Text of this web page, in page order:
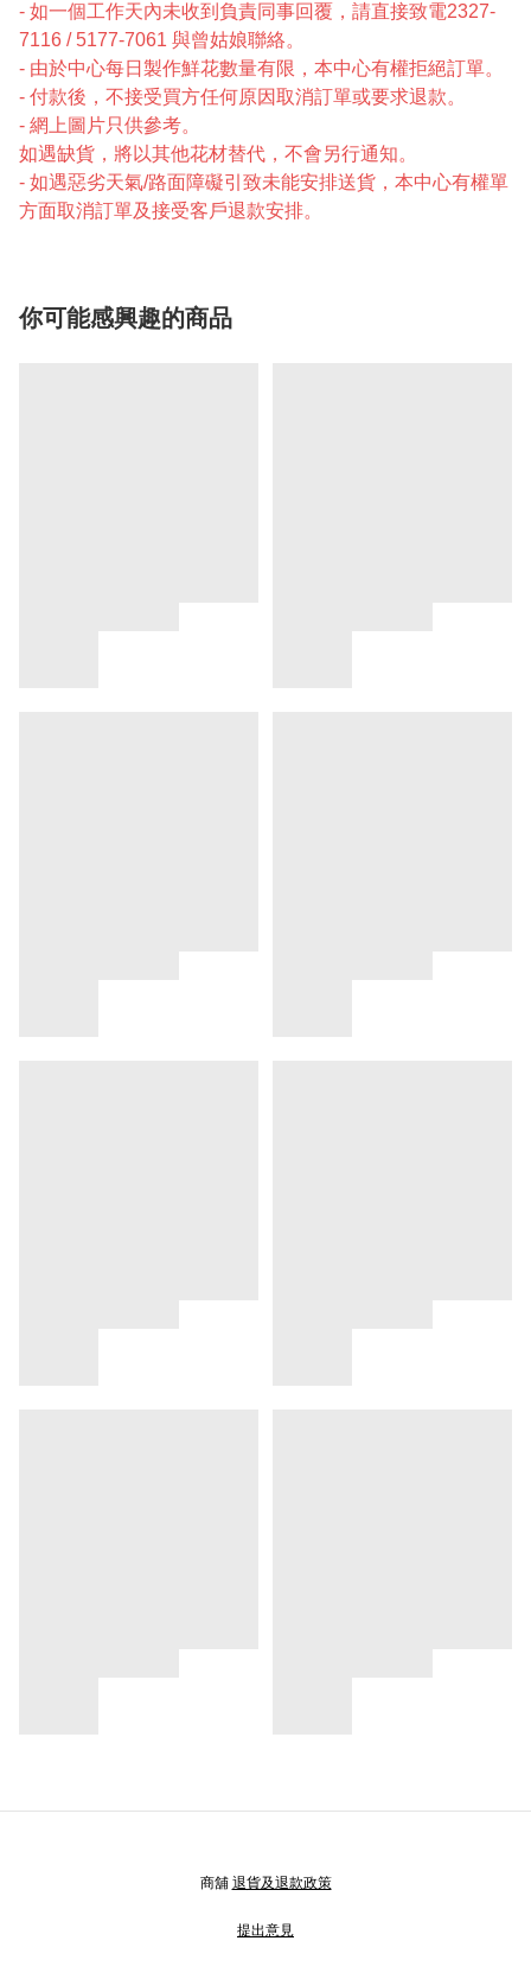
- 如一個工作天內未收到負責同事回覆，請直接致電2327-
7116 / 5177-7061 與曾姑娘聯絡。
- 由於中心每日製作鮮花數量有限，本中心有權拒絕訂單。
- 付款後，不接受買方任何原因取消訂單或要求退款。
- 網上圖片只供參考。
如遇缺貨，將以其他花材替代，不會另行通知。
- 如遇惡劣天氣/路面障礙引致未能安排送貨，本中心有權單
方面取消訂單及接受客戶退款安排。
你可能感興趣的商品
商舖 退貨及退款政策
提出意見